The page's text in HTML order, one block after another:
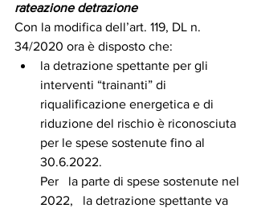
rateazione detrazione
Con la modifica dell’art. 119, DL n.
34/2020 ora è disposto che:
la detrazione spettante per gli
interventi “trainanti” di
riqualificazione energetica e di
riduzione del rischio è riconosciuta
per le spese sostenute fino al
30.6.2022.
Per   la parte di spese sostenute nel
2022,   la detrazione spettante va